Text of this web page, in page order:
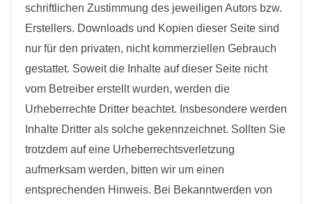
schriftlichen Zustimmung des jeweiligen Autors bzw.
Erstellers. Downloads und Kopien dieser Seite sind
nur für den privaten, nicht kommerziellen Gebrauch
gestattet. Soweit die Inhalte auf dieser Seite nicht
vom Betreiber erstellt wurden, werden die
Urheberrechte Dritter beachtet. Insbesondere werden
Inhalte Dritter als solche gekennzeichnet. Sollten Sie
trotzdem auf eine Urheberrechtsverletzung
aufmerksam werden, bitten wir um einen
entsprechenden Hinweis. Bei Bekanntwerden von